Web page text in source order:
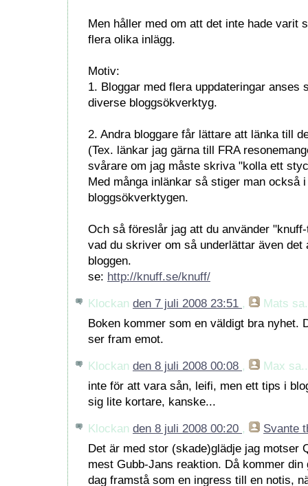
Men håller med om att det inte hade varit
flera olika inlägg.
Motiv:
1. Bloggar med flera uppdateringar anses
diverse bloggsökverktyg.
2. Andra bloggare får lättare att länka till
(Tex. länkar jag gärna till FRA
svårare om jag måste skriva "kolla ett
Med många inlänkar så stiger man också
bloggsökverktygen.
Och så föreslår jag att du använder
vad du skriver om så underlättar även det
bloggen.
se: http://knuff.se/knuff/
Klockan den 7 juli 2008 23:51 , Mats
Boken kommer som en väldigt bra nyhet.
ser fram emot.
Klockan den 8 juli 2008 00:08 , Max
inte för att vara sån, leifi, men ett tips i
sig lite kortare, kanske...
Klockan den 8 juli 2008 00:20 ,
Svante
Det är med stor (skade)glädje jag motser
mest Gubb-Jans reaktion. Då kommer din
dag framstå som en ingress till en notis,